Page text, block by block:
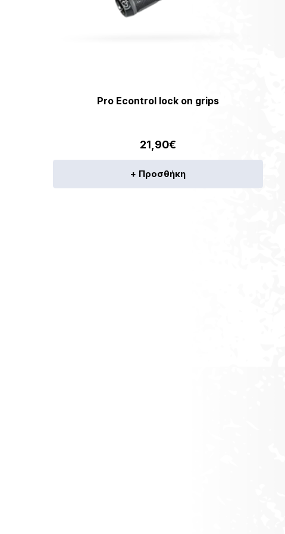
Pro Econtrol lock on grips
21,90€
+ Προσθήκη